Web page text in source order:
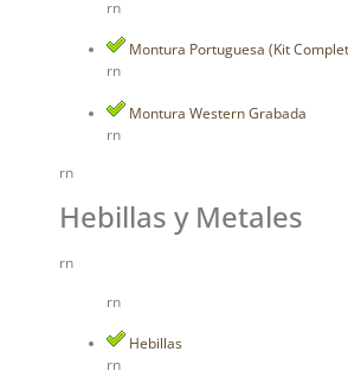
rn
Montura Portuguesa (Kit
rn
Montura Western Grabada
rn
rn
Hebillas y Metales
rn
rn
Hebillas
rn